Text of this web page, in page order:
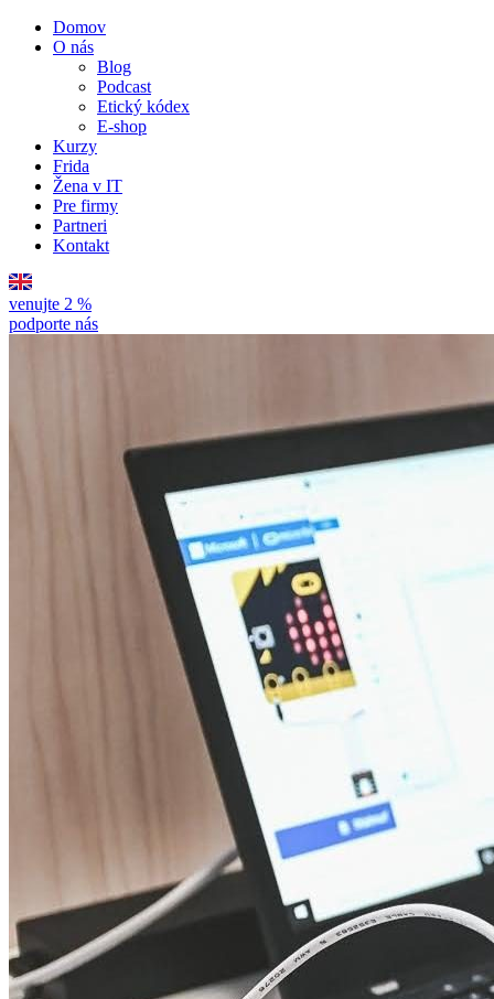
Domov
O nás
Blog
Podcast
Etický kódex
E-shop
Kurzy
Frida
Žena v IT
Pre firmy
Partneri
Kontakt
venujte 2 %
podporte nás